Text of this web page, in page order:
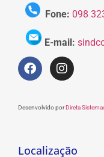
Fone: 098
E-mail:
Desenvolvido porDireta
Localização